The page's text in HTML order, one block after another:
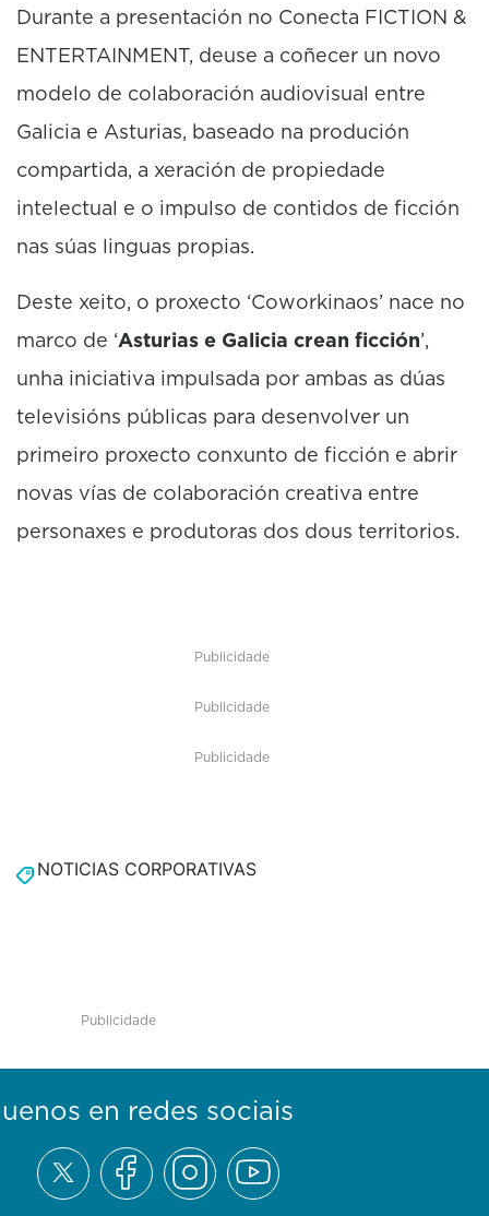
Durante a presentación no Conecta FICTION &
ENTERTAINMENT, deuse a coñecer un novo
modelo de colaboración audiovisual entre
Galicia e Asturias, baseado na produción
compartida, a xeración de propiedade
intelectual e o impulso de contidos de ficción
nas súas linguas propias.
Deste xeito, o proxecto ‘Coworkinaos’ nace no
marco de ‘Asturias e Galicia crean ficción’,
unha iniciativa impulsada por ambas as dúas
televisións públicas para desenvolver un
primeiro proxecto conxunto de ficción e abrir
novas vías de colaboración creativa entre
personaxes e produtoras dos dous territorios.
Publicidade
Publicidade
Publicidade
NOTICIAS CORPORATIVAS
Publicidade
en redes sociais